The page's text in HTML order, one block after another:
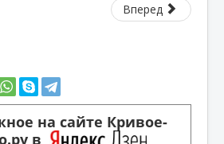
Вперед
на сайте Кривое-
в